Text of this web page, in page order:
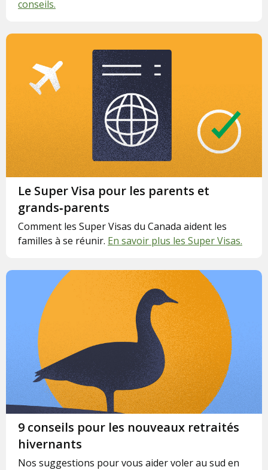
conseils.
Le Super Visa pour les parents et
grands‐parents
Comment les Super Visas du Canada aident les
familles à se réunir. En savoir plus les Super Visas.
9 conseils pour les nouveaux retraités
hivernants
Nos suggestions pour vous aider voler au sud en